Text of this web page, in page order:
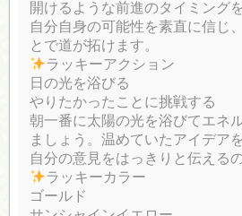
開けるような前進のタイミング
自分自身の可能性を素直に信じ
とで道が拓けます。
ラッキーアクション
日の光を浴びる
やりたかったことに挑戦する
朝一番に太陽の光を浴びてエネ
ましょう。温めていたアイデア
自分の意見をはっきりと伝える
ラッキーカラー
ゴールド